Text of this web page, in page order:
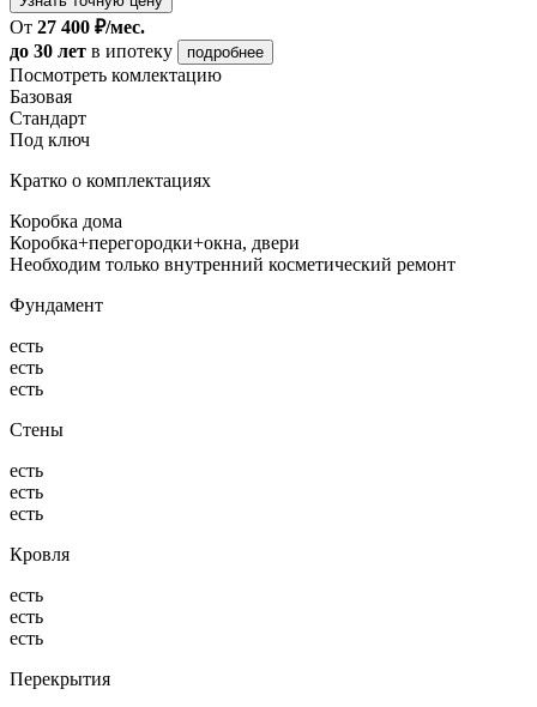
От 27 400 ₽/мес.
до 30 лет в ипотеку подробнее
Посмотреть комлектацию
Базовая
Стандарт
Под ключ
Кратко о комплектациях
Коробка дома
Коробка+перегородки+окна, двери
Необходим только внутренний косметический ремонт
Фундамент
есть
есть
есть
Стены
есть
есть
есть
Кровля
есть
есть
есть
Перекрытия